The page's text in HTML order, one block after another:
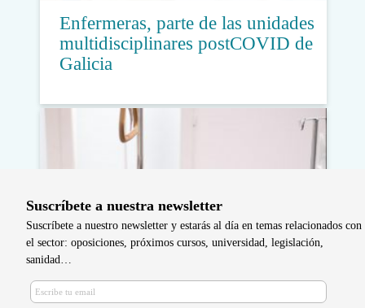
Enfermeras, parte de las unidades
multidisciplinares postCOVID de
Galicia
La enfermera en el equipo de
Suscríbete a nuestra newsletter
Suscríbete a nuestro newsletter y estarás al día en temas relacionados con
el sector: oposiciones, próximos cursos, universidad, legislación,
sanidad…